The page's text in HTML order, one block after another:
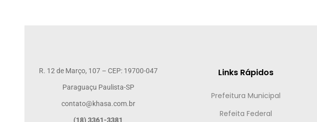
R. 12 de Março, 107 – CEP: 19700-047
Paraguaçu Paulista-SP
contato@khasa.com.br
(18) 3361-3381
Links Rápidos
Prefeitura Municipal
Refeita Federal